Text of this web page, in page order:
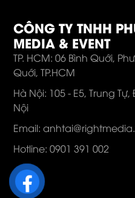
CÔNG TY TNHH
MEDIA & EVENT
TP. HCM: 06 Bình Quới,
Quới, TP.HCM
Hà Nội: 105 - E5, Trung
Nội
Email:
Hotline: 0901 391 002